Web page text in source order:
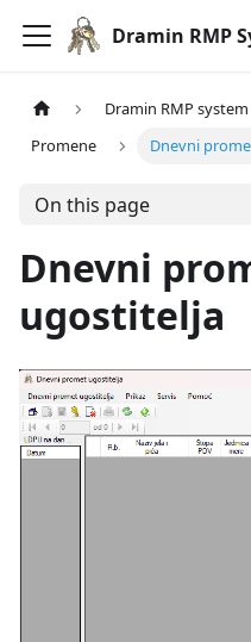
Dramin RMP
Dramin RMP system
Promene
Dnevni
On this page
Dnevni
ugostitelja